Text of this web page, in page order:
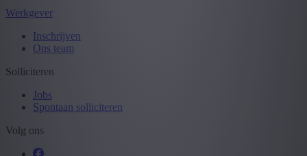
Werkgever
Inschrijven
Ons team
Solliciteren
Jobs
Spontaan solliciteren
Volg ons